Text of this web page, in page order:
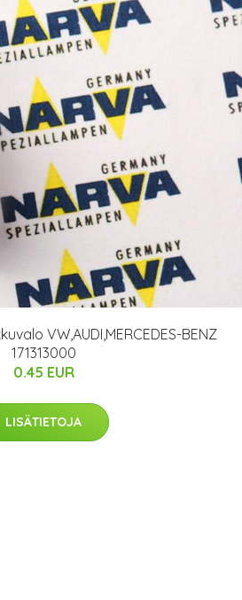
VW,AUDI,MERCEDES-BENZ
171313000
0.45 EUR
LISÄTIETOJA